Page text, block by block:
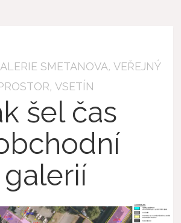
SMETANOVA,VEŘEJNÝ
,VSETÍN
šel čas
galerií